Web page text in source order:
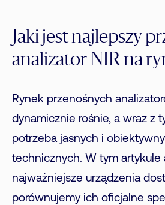
Jaki jest najlepszy
analizator NIR na
Rynek przenośnych
dynamicznie rośnie, a wraz z
potrzeba jasnych i
technicznych. W tym artykule
najważniejsze urządzenia
porównujemy ich oficjalne